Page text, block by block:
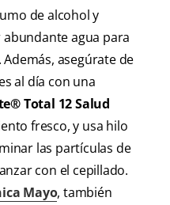
de alcohol y
agua para
asegúrate de
al día con una
Total 12 Salud
fresco, y usa hilo
las partículas de
con el cepillado.
Mayo, también